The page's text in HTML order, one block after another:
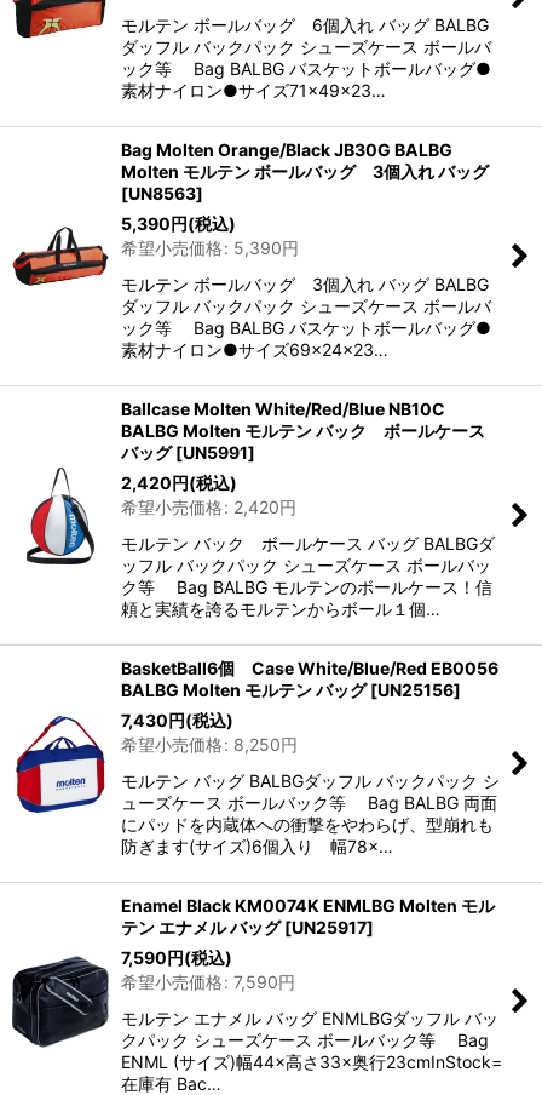
モルテン ボールバッグ 6個入れ バッグ BALBG
ダッフル バックパック シューズケース ボールバ
ック等 Bag BALBG バスケットボールバッグ●
素材ナイロン●サイズ71×49×23…
Bag Molten Orange/Black JB30G BALBG
Molten モルテン ボールバッグ 3個入れ バッグ
[UN8563]
5,390円(税込)
希望小売価格: 5,390円
モルテン ボールバッグ 3個入れ バッグ BALBG
ダッフル バックパック シューズケース ボールバ
ック等 Bag BALBG バスケットボールバッグ●
素材ナイロン●サイズ69×24×23…
Ballcase Molten White/Red/Blue NB10C
BALBG Molten モルテン バック ボールケース
バッグ [UN5991]
2,420円(税込)
希望小売価格: 2,420円
モルテン バック ボールケース バッグ BALBGダ
ッフル バックパック シューズケース ボールバッ
ク等 Bag BALBG モルテンのボールケース！信
頼と実績を誇るモルテンからボール１個…
BasketBall6個 Case White/Blue/Red EB0056
BALBG Molten モルテン バッグ [UN25156]
7,430円(税込)
希望小売価格: 8,250円
モルテン バッグ BALBGダッフル バックパック シ
ューズケース ボールバック等 Bag BALBG 両面
にパッドを内蔵体への衝撃をやわらげ、型崩れも
防ぎます(サイズ)6個入り 幅78×…
Enamel Black KM0074K ENMLBG Molten モル
テン エナメル バッグ [UN25917]
7,590円(税込)
希望小売価格: 7,590円
モルテン エナメル バッグ ENMLBGダッフル バッ
クパック シューズケース ボールバック等 Bag
ENML (サイズ)幅44×高さ33×奥行23cmInStock=
在庫有 Bac…